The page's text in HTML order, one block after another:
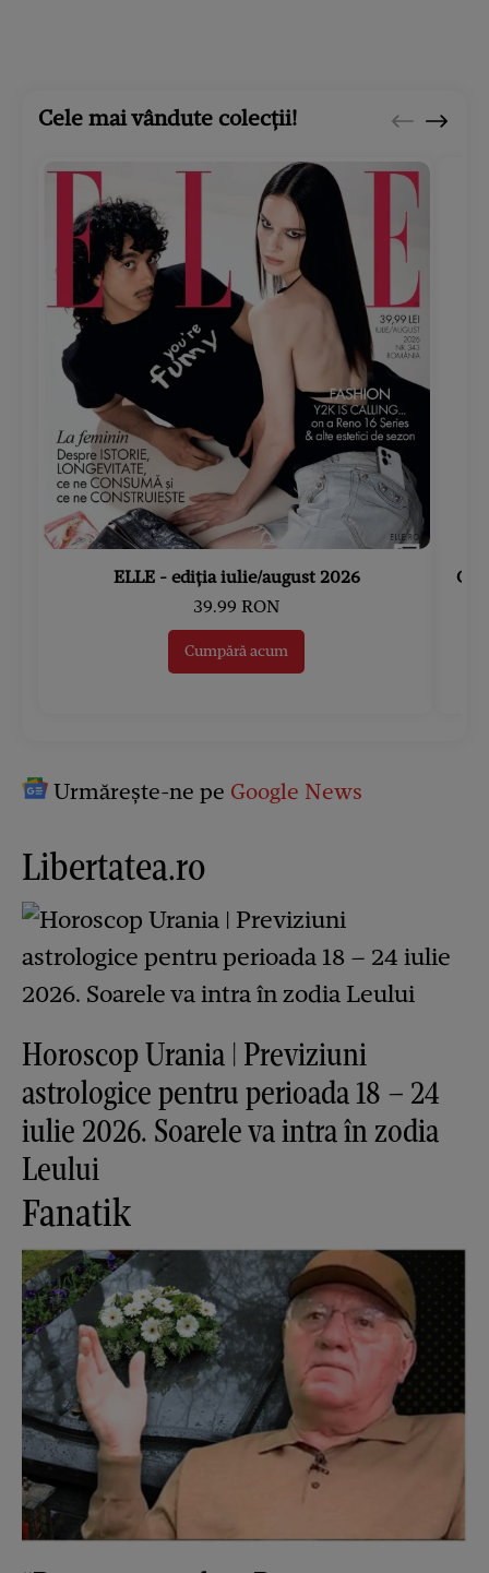
Cele mai vândute colecții!
ELLE - ediția iulie/august 2026
39.99 RON
Cumpără acum
Urmărește-ne pe Google News
Libertatea.ro
Horoscop Urania | Previziuni
astrologice pentru perioada 18 – 24
iulie 2026. Soarele va intra în zodia
Leului
Fanatik